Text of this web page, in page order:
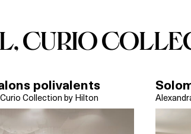
CURIO
polivalents
Collection by Hilton